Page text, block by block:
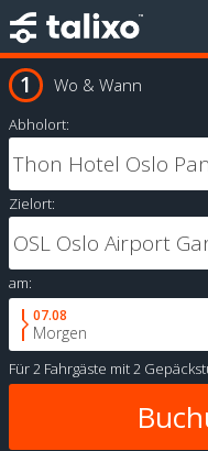
Wo & Wann
Abholort:
Zielort:
am:
07.08
Morgen
Für2 Fahrgäste mit2